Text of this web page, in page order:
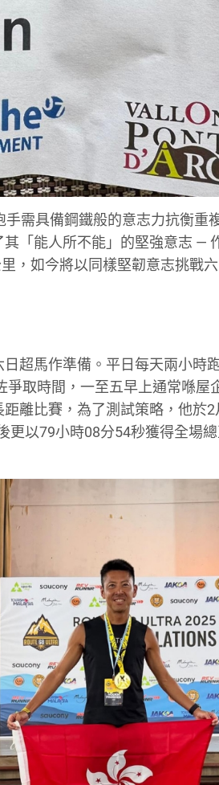
需具備鋼鐵般的意志力抗衡重
「能人所不能」的堅強意志 —
，如今將以同樣堅韌意志挑戰
超馬作準備。平日每天兩小時
取時間，一至五早上通常喺屋
離比賽，為了測試策略，他於2
更以79小時08分54秒獲得全場